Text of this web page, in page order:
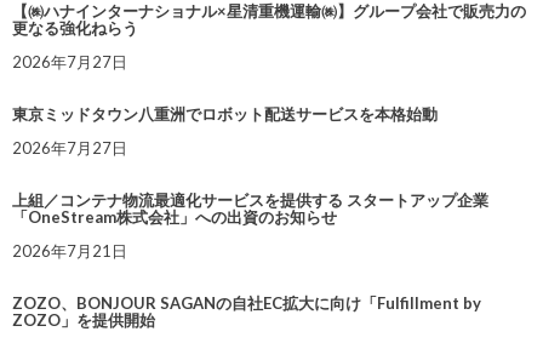
【㈱ハナインターナショナル×星清重機運輸㈱】グループ会社で販売力の
更なる強化ねらう
2026年7月27日
東京ミッドタウン八重洲でロボット配送サービスを本格始動
2026年7月27日
上組／コンテナ物流最適化サービスを提供する スタートアップ企業
「OneStream株式会社」への出資のお知らせ
2026年7月21日
ZOZO、BONJOUR SAGANの自社EC拡大に向け「Fulfillment by
ZOZO」を提供開始